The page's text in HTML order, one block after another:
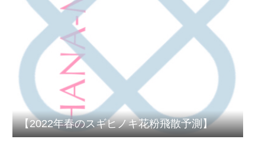
【2022年春のスギヒノキ花粉飛散予測】